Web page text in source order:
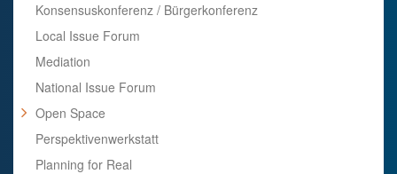
Konsensuskonferenz / Bürgerkonferenz
Local Issue Forum
Mediation
National Issue Forum
Open Space
Perspektivenwerkstatt
Planning for Real